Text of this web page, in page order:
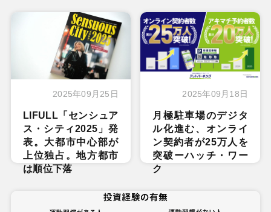
2025年09月25日
LIFULL「センシュア
ス・シティ2025」発
表。大都市中心部が
上位独占。地方都市
は順位下落
2025年09月18日
月極駐車場のデジタ
ル化進む、オンライ
ン契約者が25万人を
突破ーハッチ・ワー
ク